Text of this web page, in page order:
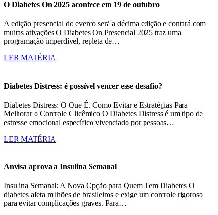
O Diabetes On 2025 acontece em 19 de outubro
A edição presencial do evento será a décima edição e contará com
muitas ativações O Diabetes On Presencial 2025 traz uma
programação imperdível, repleta de…
LER MATÉRIA
Diabetes Distress: é possível vencer esse desafio?
Diabetes Distress: O Que É, Como Evitar e Estratégias Para
Melhorar o Controle Glicêmico O Diabetes Distress é um tipo de
estresse emocional específico vivenciado por pessoas…
LER MATÉRIA
Anvisa aprova a Insulina Semanal
Insulina Semanal: A Nova Opção para Quem Tem Diabetes O
diabetes afeta milhões de brasileiros e exige um controle rigoroso
para evitar complicações graves. Para…